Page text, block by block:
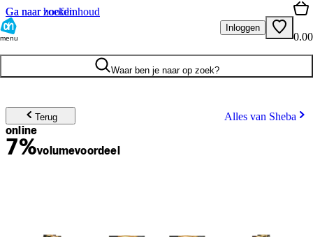
Ga naar hoofdinhoud
Ga naar zoeken
menu
Inloggen
0.00
Waar ben je naar op zoek?
Terug Alles van Sheba
online
7%volumevoordeel